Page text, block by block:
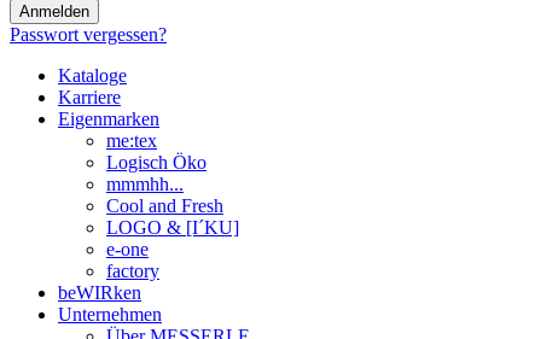
Anmelden
Passwort vergessen?
Kataloge
Karriere
Eigenmarken
me:tex
Logisch Öko
mmmhh...
Cool and Fresh
LOGO & [I´KU]
e-one
factory
beWIRken
Unternehmen